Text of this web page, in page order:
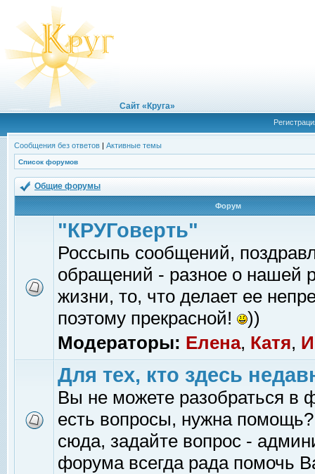
Сайт «Круга»
Сообщения без ответов | Активные темы
Список форумов
Общие форумы
Форум
"КРУГоверть"
Россыпь сообщений,
обращений - разное о нашей
жизни, то, что делает ее
поэтому прекрасной!
))
Модераторы: Елена, Катя,
Для тех, кто здесь
Вы не можете разобраться в
есть вопросы, нужна помощь?
сюда, задайте вопрос -
форума всегда рада помочь